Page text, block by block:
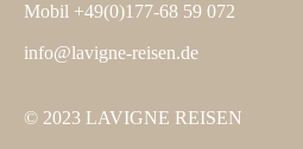
Mobil +49(0)177-68 59 072
info@lavigne-reisen.de
© 2023 LAVIGNE REISEN